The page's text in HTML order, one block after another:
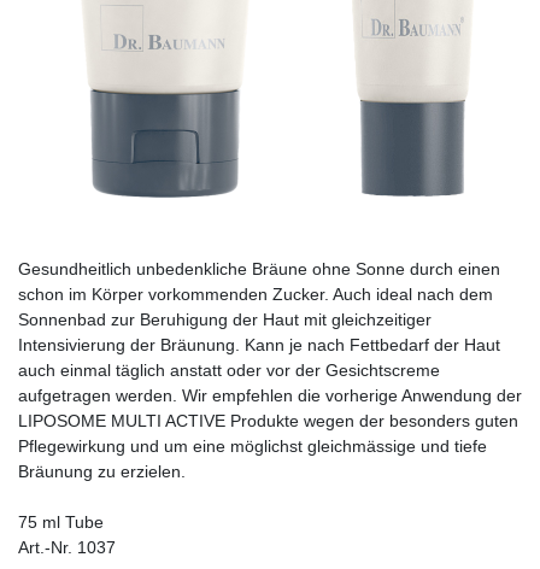
Gesundheitlich unbedenkliche Bräune ohne Sonne durch einen
schon im Körper vorkommenden Zucker. Auch ­ideal nach dem
Sonnenbad zur Beruhigung der Haut mit gleichzeitiger
Intensivierung der Bräunung. Kann je nach Fettbedarf der Haut
auch einmal täglich anstatt oder vor der Gesichtscreme
aufgetragen werden. Wir empfehlen die vorhe­rige Anwendung der
LIPOSOME MULTI ACTIVE Produkte wegen der besonders guten
Pflegewirkung und um eine möglichst gleichmässige und tiefe
Bräunung zu erzielen.
75 ml Tube
Art.-Nr. 1037